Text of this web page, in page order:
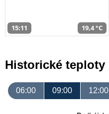
15:11 19,4 °C
Historické teploty
06:00 09:00 12:00